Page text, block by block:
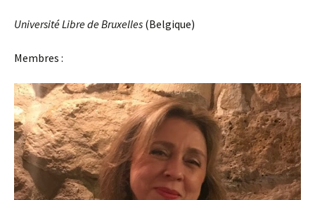
Université Libre de Bruxelles (Belgique)
Membres :